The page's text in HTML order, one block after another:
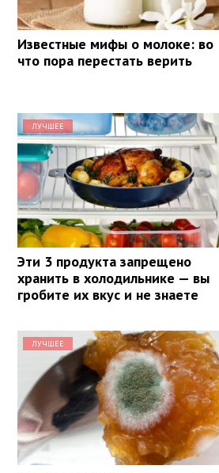
Известные мифы о молоке: во
что пора перестать верить
ЛУЧШЕЕ
Эти 3 продукта запрещено
хранить в холодильнике — вы
гробите их вкус и не знаете
ЛУЧШЕЕ